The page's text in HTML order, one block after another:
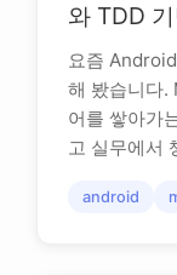
와 TDD
요즘
해 봤습니다.
어를 쌓아가
고 실무에서
android